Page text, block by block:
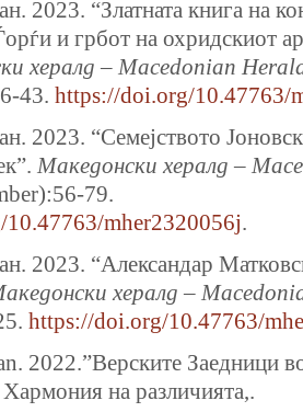
2023. “Златната книга на
и грбот на охридскиот
хералд – Macedonian
43. https://doi.org/10.47763/
2023. “Семејството
Мaкедонски хералд –
79.
mher2320056j.
2023. “Александар
хералд –
https://doi.org/10.47763/
2022.”Верските Заедници
на различията,.